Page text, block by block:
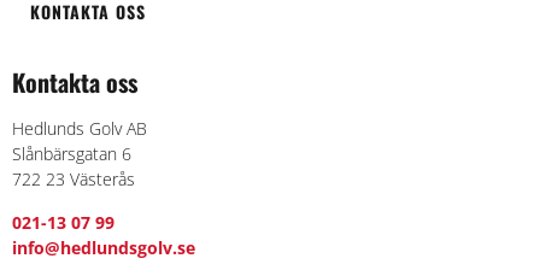
KONTAKTA OSS
Kontakta oss
Hedlunds Golv AB
Slånbärsgatan 6
722 23 Västerås
021-13 07 99
info@hedlundsgolv.se